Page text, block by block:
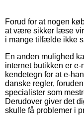
Forud for at nogen
at være sikker læse
i mange tilfælde ikke
En anden mulighed
internet butikken er
kendetegn for at e-
danske regler,
specialister som
Derudover giver det
skulle få problemer i